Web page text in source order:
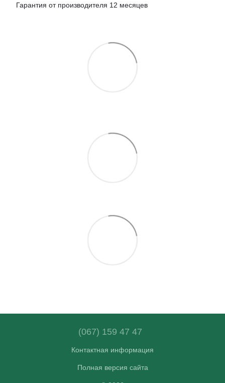
Гарантия от производителя 12 месяцев
(067) 159 47 47
Контактная информация
Полная версия сайта